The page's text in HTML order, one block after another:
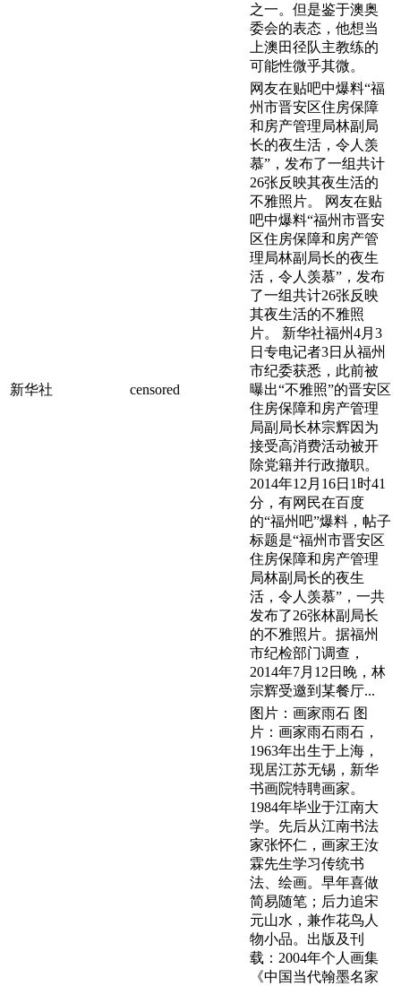
之一。但是鉴于澳奥
委会的表态，他想当
上澳田径队主教练的
可能性微乎其微。
新华社 censored
网友在贴吧中爆料“福
州市晋安区住房保障
和房产管理局林副局
长的夜生活，令人羡
慕”，发布了一组共计
26张反映其夜生活的
不雅照片。 网友在贴
吧中爆料“福州市晋安
区住房保障和房产管
理局林副局长的夜生
活，令人羡慕”，发布
了一组共计26张反映
其夜生活的不雅照
片。 新华社福州4月3
日专电记者3日从福州
市纪委获悉，此前被
曝出“不雅照”的晋安区
住房保障和房产管理
局副局长林宗辉因为
接受高消费活动被开
除党籍并行政撤职。
2014年12月16日1时41
分，有网民在百度
的“福州吧”爆料，帖子
标题是“福州市晋安区
住房保障和房产管理
局林副局长的夜生
活，令人羡慕”，一共
发布了26张林副局长
的不雅照片。据福州
市纪检部门调查，
2014年7月12日晚，林
宗辉受邀到某餐厅...
图片：画家雨石 图
片：画家雨石雨石，
1963年出生于上海，
现居江苏无锡，新华
书画院特聘画家。
1984年毕业于江南大
学。先后从江南书法
家张怀仁，画家王汝
霖先生学习传统书
法、绘画。早年喜做
简易随笔；后力追宋
元山水，兼作花鸟人
物小品。出版及刊
载：2004年个人画集
《中国当代翰墨名家